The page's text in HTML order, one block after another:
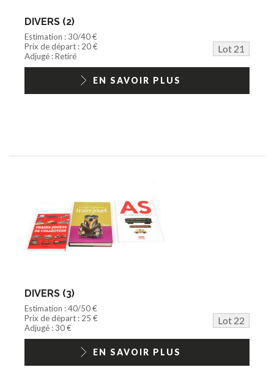
DIVERS (2)
Estimation : 30/40 €
Prix de départ : 20 €
Lot 21
Adjugé : Retiré
EN SAVOIR PLUS
DIVERS (3)
Estimation : 40/50 €
Prix de départ : 25 €
Lot 22
Adjugé : 30 €
EN SAVOIR PLUS